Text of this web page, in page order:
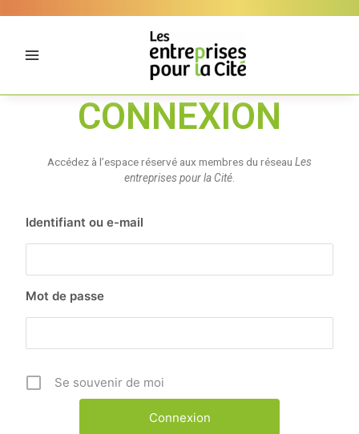
CONNEXION
Accédez à l’espace réservé aux membres du réseau Les
entreprises pour la Cité.
Identifiant ou e-mail
Mot de passe
Se souvenir de moi